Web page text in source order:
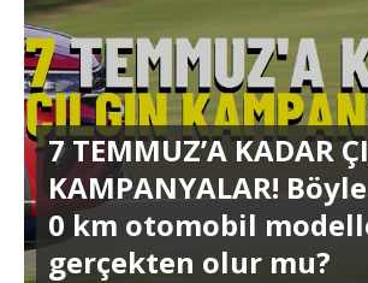
7 TEMMUZ’A KADAR
KAMPANYALAR!
0 km otomobil
gerçekten olur mu?